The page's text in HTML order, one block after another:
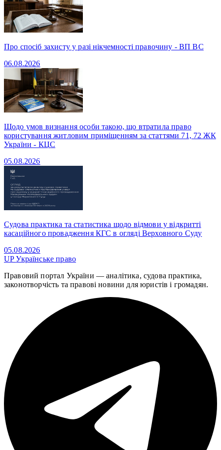
Про спосіб захисту у разі нікчемності правочину - ВП ВС
06.08.2026
Щодо умов визнання особи такою, що втратила право
користування житловим приміщенням за статтями 71, 72 ЖК
України - КЦС
05.08.2026
Судова практика та статистика щодо відмови у відкритті
касаційного провадження КГС в огляді Верховного Суду
05.08.2026
UPУкраїнське право
Правовий портал України — аналітика, судова практика,
законотворчість та правові новини для юристів і громадян.